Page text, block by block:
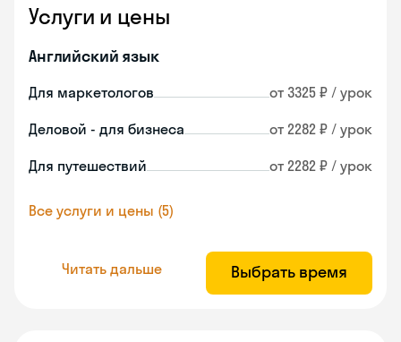
Услуги и цены
Английский язык
Для маркетологов от 3325 ₽ / урок
Деловой - для бизнеса от 2282 ₽ / урок
Для путешествий от 2282 ₽ / урок
Все услуги и цены (5)
Читать дальше Выбрать время